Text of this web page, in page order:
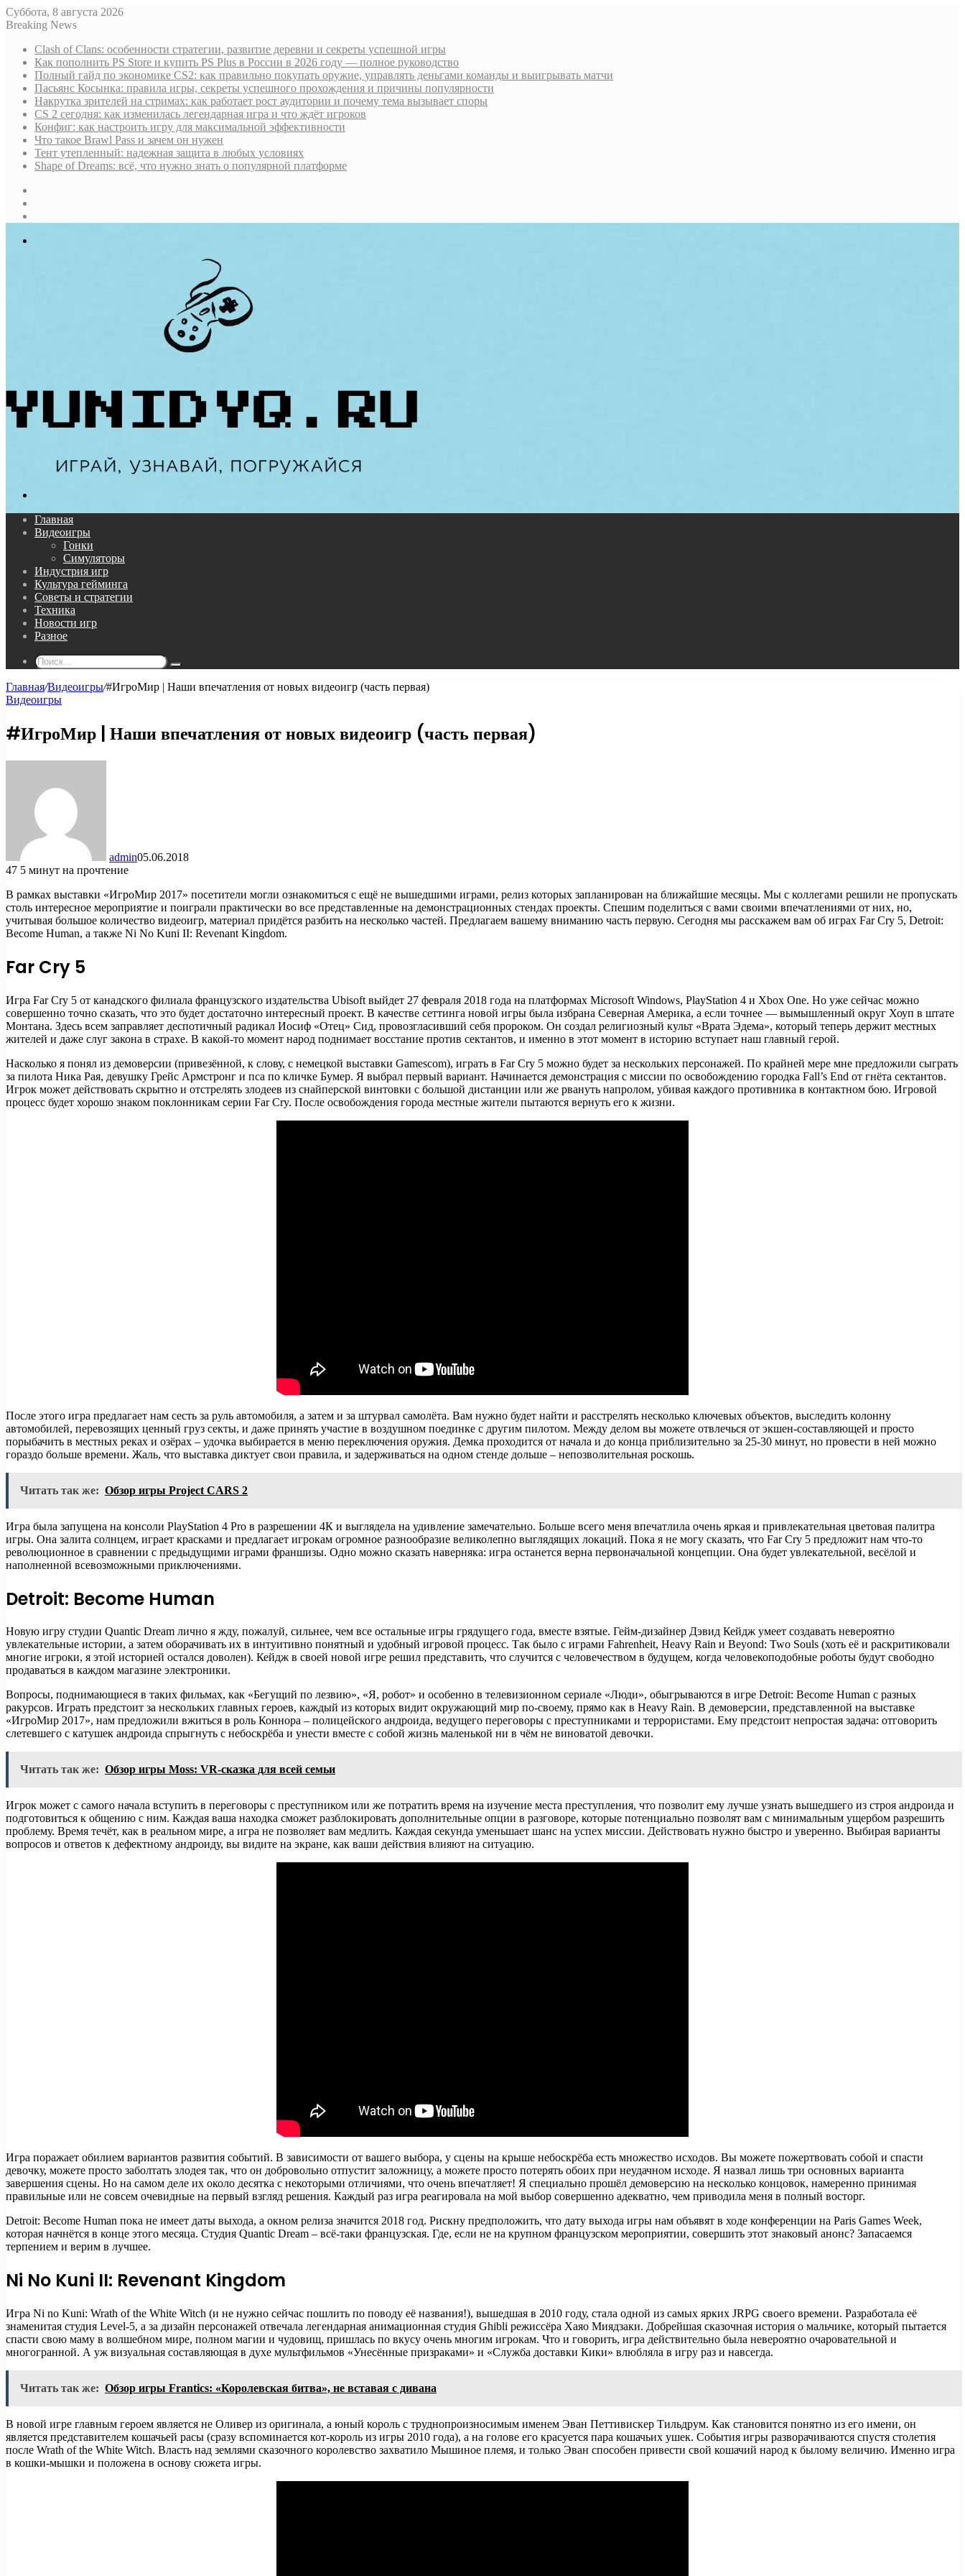
Суббота, 8 августа 2026
Breaking News
Clash of Clans: особенности стратегии, развитие деревни и секреты успешной игры
Как пополнить PS Store и купить PS Plus в России в 2026 году — полное руководство
Полный гайд по экономике CS2: как правильно покупать оружие, управлять деньгами команды и выигрывать матчи
Пасьянс Косынка: правила игры, секреты успешного прохождения и причины популярности
Накрутка зрителей на стримах: как работает рост аудитории и почему тема вызывает споры
CS 2 сегодня: как изменилась легендарная игра и что ждёт игроков
Конфиг: как настроить игру для максимальной эффективности
Что такое Brawl Pass и зачем он нужен
Тент утепленный: надежная защита в любых условиях
Shape of Dreams: всё, что нужно знать о популярной платформе
Главная
Видеоигры
Гонки
Симуляторы
Индустрия игр
Культура гейминга
Советы и стратегии
Техника
Новости игр
Разное
Поиск...
Главная/Видеоигры/#ИгроМир | Наши впечатления от новых видеоигр (часть первая)
Видеоигры
#ИгроМир | Наши впечатления от новых видеоигр (часть первая)
admin05.06.2018
47 5 минут на прочтение
В рамках выставки «ИгроМир 2017» посетители могли ознакомиться с ещё не вышедшими играми, релиз которых запланирован на ближайшие месяцы. Мы с коллегами решили не пропускать
столь интересное мероприятие и поиграли практически во все представленные на демонстрационных стендах проекты. Спешим поделиться с вами своими впечатлениями от них, но,
учитывая большое количество видеоигр, материал придётся разбить на несколько частей. Предлагаем вашему вниманию часть первую. Сегодня мы расскажем вам об играх Far Cry 5, Detroit:
Become Human, а также Ni No Kuni II: Revenant Kingdom.
Far Cry 5
Игра Far Cry 5 от канадского филиала французского издательства Ubisoft выйдет 27 февраля 2018 года на платформах Microsoft Windows, PlayStation 4 и Xbox One. Но уже сейчас можно
совершенно точно сказать, что это будет достаточно интересный проект. В качестве сеттинга новой игры была избрана Северная Америка, а если точнее — вымышленный округ Хоуп в штате
Монтана. Здесь всем заправляет деспотичный радикал Иосиф «Отец» Сид, провозгласивший себя пророком. Он создал религиозный культ «Врата Эдема», который теперь держит местных
жителей и даже слуг закона в страхе. В какой-то момент народ поднимает восстание против сектантов, и именно в этот момент в историю вступает наш главный герой.
Насколько я понял из демоверсии (привезённой, к слову, с немецкой выставки Gamescom), играть в Far Cry 5 можно будет за нескольких персонажей. По крайней мере мне предложили сыграть
за пилота Ника Рая, девушку Грейс Армстронг и пса по кличке Бумер. Я выбрал первый вариант. Начинается демонстрация с миссии по освобождению городка Fall’s End от гнёта сектантов.
Игрок может действовать скрытно и отстрелять злодеев из снайперской винтовки с большой дистанции или же рвануть напролом, убивая каждого противника в контактном бою. Игровой
процесс будет хорошо знаком поклонникам серии Far Cry. После освобождения города местные жители пытаются вернуть его к жизни.
После этого игра предлагает нам сесть за руль автомобиля, а затем и за штурвал самолёта. Вам нужно будет найти и расстрелять несколько ключевых объектов, выследить колонну
автомобилей, перевозящих ценный груз секты, и даже принять участие в воздушном поединке с другим пилотом. Между делом вы можете отвлечься от экшен-составляющей и просто
порыбачить в местных реках и озёрах – удочка выбирается в меню переключения оружия. Демка проходится от начала и до конца приблизительно за 25-30 минут, но провести в ней можно
гораздо больше времени. Жаль, что выставка диктует свои правила, и задерживаться на одном стенде дольше – непозволительная роскошь.
Читать так же: Обзор игры Project CARS 2
Игра была запущена на консоли PlayStation 4 Pro в разрешении 4К и выглядела на удивление замечательно. Больше всего меня впечатлила очень яркая и привлекательная цветовая палитра
игры. Она залита солнцем, играет красками и предлагает игрокам огромное разнообразие великолепно выглядящих локаций. Пока я не могу сказать, что Far Cry 5 предложит нам что-то
революционное в сравнении с предыдущими играми франшизы. Одно можно сказать наверняка: игра останется верна первоначальной концепции. Она будет увлекательной, весёлой и
наполненной всевозможными приключениями.
Detroit: Become Human
Новую игру студии Quantic Dream лично я жду, пожалуй, сильнее, чем все остальные игры грядущего года, вместе взятые. Гейм-дизайнер Дэвид Кейдж умеет создавать невероятно
увлекательные истории, а затем оборачивать их в интуитивно понятный и удобный игровой процесс. Так было с играми Fahrenheit, Heavy Rain и Beyond: Two Souls (хоть её и раскритиковали
многие игроки, я этой историей остался доволен). Кейдж в своей новой игре решил представить, что случится с человечеством в будущем, когда человекоподобные роботы будут свободно
продаваться в каждом магазине электроники.
Вопросы, поднимающиеся в таких фильмах, как «Бегущий по лезвию», «Я, робот» и особенно в телевизионном сериале «Люди», обыгрываются в игре Detroit: Become Human с разных
ракурсов. Играть предстоит за нескольких главных героев, каждый из которых видит окружающий мир по-своему, прямо как в Heavy Rain. В демоверсии, представленной на выставке
«ИгроМир 2017», нам предложили вжиться в роль Коннора – полицейского андроида, ведущего переговоры с преступниками и террористами. Ему предстоит непростая задача: отговорить
слетевшего с катушек андроида спрыгнуть с небоскрёба и унести вместе с собой жизнь маленькой ни в чём не виноватой девочки.
Читать так же: Обзор игры Moss: VR-сказка для всей семьи
Игрок может с самого начала вступить в переговоры с преступником или же потратить время на изучение места преступления, что позволит ему лучше узнать вышедшего из строя андроида и
подготовиться к общению с ним. Каждая ваша находка сможет разблокировать дополнительные опции в разговоре, которые потенциально позволят вам с минимальным ущербом разрешить
проблему. Время течёт, как в реальном мире, а игра не позволяет вам медлить. Каждая секунда уменьшает шанс на успех миссии. Действовать нужно быстро и уверенно. Выбирая варианты
вопросов и ответов к дефектному андроиду, вы видите на экране, как ваши действия влияют на ситуацию.
Игра поражает обилием вариантов развития событий. В зависимости от вашего выбора, у сцены на крыше небоскрёба есть множество исходов. Вы можете пожертвовать собой и спасти
девочку, можете просто заболтать злодея так, что он добровольно отпустит заложницу, а можете просто потерять обоих при неудачном исходе. Я назвал лишь три основных варианта
завершения сцены. Но на самом деле их около десятка с некоторыми отличиями, что очень впечатляет! Я специально прошёл демоверсию на несколько концовок, намеренно принимая
правильные или не совсем очевидные на первый взгляд решения. Каждый раз игра реагировала на мой выбор совершенно адекватно, чем приводила меня в полный восторг.
Detroit: Become Human пока не имеет даты выхода, а окном релиза значится 2018 год. Рискну предположить, что дату выхода игры нам объявят в ходе конференции на Paris Games Week,
которая начнётся в конце этого месяца. Студия Quantic Dream – всё-таки французская. Где, если не на крупном французском мероприятии, совершить этот знаковый анонс? Запасаемся
терпением и верим в лучшее.
Ni No Kuni II: Revenant Kingdom
Игра Ni no Kuni: Wrath of the White Witch (и не нужно сейчас пошлить по поводу её названия!), вышедшая в 2010 году, стала одной из самых ярких JRPG своего времени. Разработала её
знаменитая студия Level-5, а за дизайн персонажей отвечала легендарная анимационная студия Ghibli режиссёра Хаяо Миядзаки. Добрейшая сказочная история о мальчике, который пытается
спасти свою маму в волшебном мире, полном магии и чудовищ, пришлась по вкусу очень многим игрокам. Что и говорить, игра действительно была невероятно очаровательной и
многогранной. А уж визуальная составляющая в духе мультфильмов «Унесённые призраками» и «Служба доставки Кики» влюбляла в игру раз и навсегда.
Читать так же: Обзор игры Frantics: «Королевская битва», не вставая с дивана
В новой игре главным героем является не Оливер из оригинала, а юный король с труднопроизносимым именем Эван Петтивискер Тильдрум. Как становится понятно из его имени, он
является представителем кошачьей расы (сразу вспоминается кот-король из игры 2010 года), а на голове его красуется пара кошачьих ушек. События игры разворачиваются спустя столетия
после Wrath of the White Witch. Власть над землями сказочного королевство захватило Мышиное племя, и только Эван способен привести свой кошачий народ к былому величию. Именно игра
в кошки-мышки и положена в основу сюжета игры.